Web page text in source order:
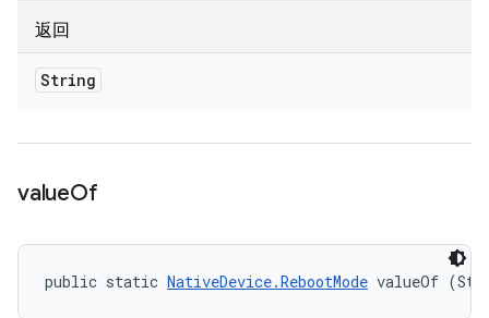
返回
String
valueOf
public static NativeDevice.RebootMode valueOf